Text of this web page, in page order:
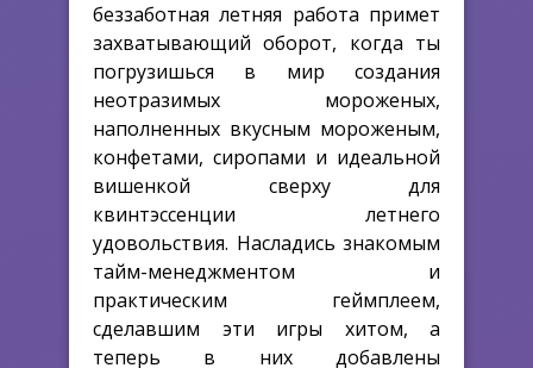
беззаботная летняя работа примет
захватывающий оборот, когда ты
погрузишься в мир создания
неотразимых мороженых,
наполненных вкусным мороженым,
конфетами, сиропами и идеальной
вишенкой сверху для
квинтэссенции летнего
удовольствия. Насладись знакомым
тайм-менеджментом и
практическим геймплеем,
сделавшим эти игры хитом, а
теперь в них добавлены